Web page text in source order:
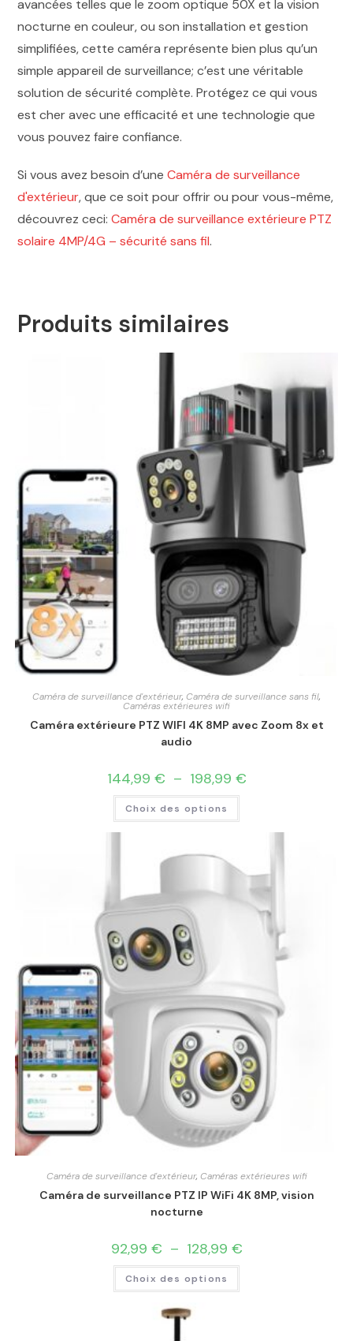
avancées telles que le zoom optique 50X et la vision
nocturne en couleur, ou son installation et gestion
simplifiées, cette caméra représente bien plus qu’un
simple appareil de surveillance; c’est une véritable
solution de sécurité complète. Protégez ce qui vous
est cher avec une efficacité et une technologie que
vous pouvez faire confiance.
Si vous avez besoin d’uneCaméra de surveillance
d'extérieur, que ce soit pour offrir ou pour vous-même,
découvrez ceci:Caméra de surveillance extérieure PTZ
solaire 4MP/4G – sécurité sans fil.
Produits similaires
Caméra de surveillance d'extérieur, Caméra de surveillance sans fil,
Caméras extérieures wifi
Caméra extérieure PTZ WIFI 4K 8MP avec Zoom 8x et
audio
144,99 € – 198,99 €
Choix des options
Caméra de surveillance d'extérieur, Caméras extérieures wifi
Caméra de surveillance PTZ IP WiFi 4K 8MP, vision
nocturne
92,99 € – 128,99 €
Choix des options